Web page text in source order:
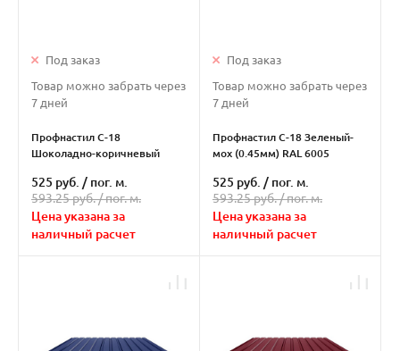
Под заказ
Товар можно забрать через
7 дней
Профнастил С-18
Шоколадно-коричневый
525 руб. / пог. м.
593.25 руб. /пог. м.
Цена указана за
наличный расчет
Под заказ
Товар можно забрать через
7 дней
Профнастил С-18 Зеленый-
мох (0.45мм) RAL 6005
525 руб. / пог. м.
593.25 руб. /пог. м.
Цена указана за
наличный расчет